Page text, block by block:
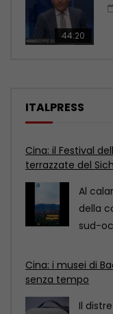
44:20
ITALPRESS
Cina: i musei di
senza tempo
Il
Hebei,
Cina: lo sport
“fitness in 15 minuti”
In